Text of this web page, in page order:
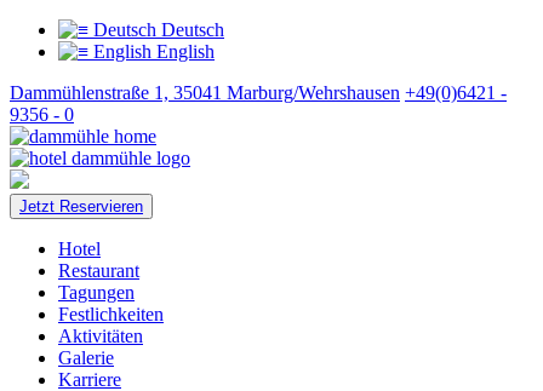
Deutsch
English
Dammühlenstraße 1, 35041 Marburg/Wehrshausen +49(0)6421 -
9356 - 0
Jetzt Reservieren
Hotel
Restaurant
Tagungen
Festlichkeiten
Aktivitäten
Galerie
Karriere